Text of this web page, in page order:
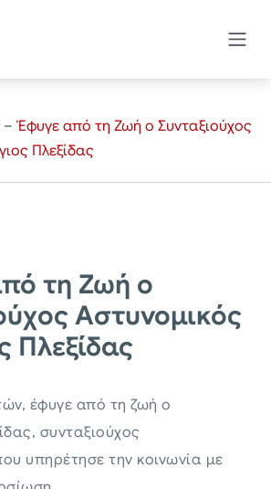
– Έφυγε από τη Ζωή ο Συνταξιούχος
Πλεξίδας
τη Ζωή ο
Αστυνομικός
Πλεξίδας
έφυγε από τη ζωή ο
συνταξιούχος
υπηρέτησε την κοινωνία με